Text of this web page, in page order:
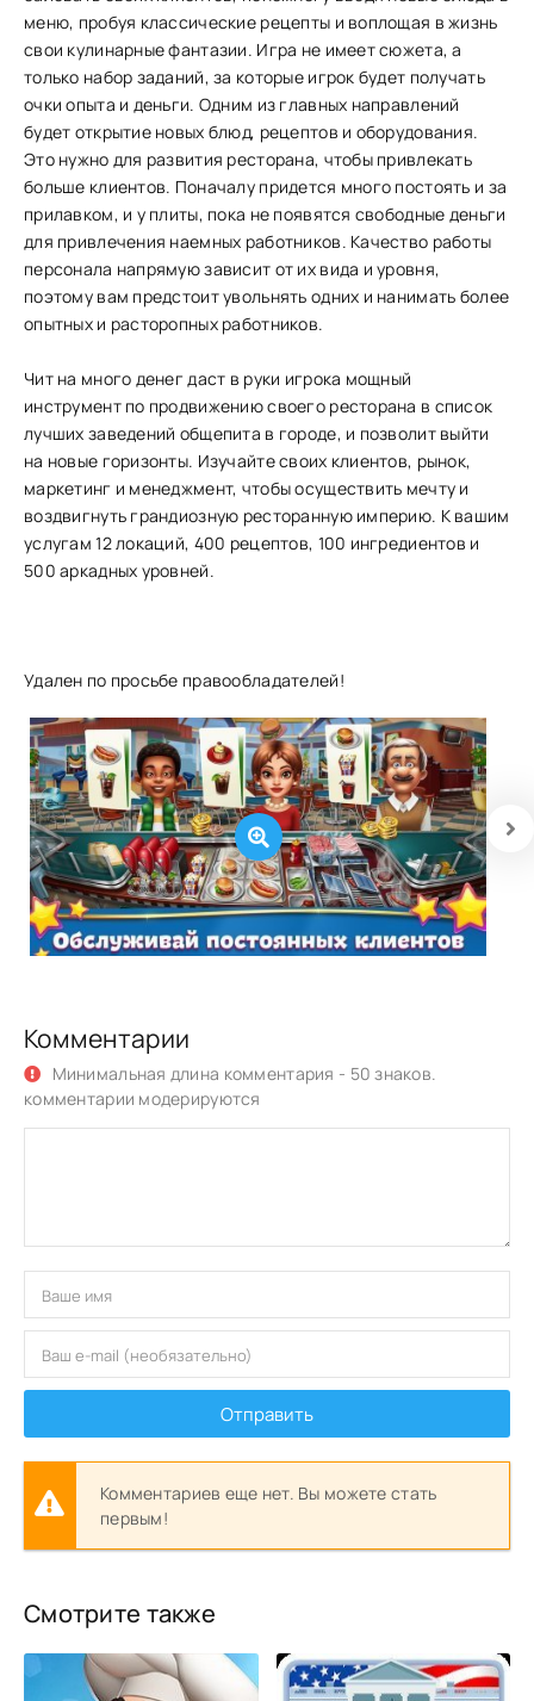
меню, пробуя классические рецепты и воплощая в жизнь
свои кулинарные фантазии. Игра не имеет сюжета, а
только набор заданий, за которые игрок будет получать
очки опыта и деньги. Одним из главных направлений
будет открытие новых блюд, рецептов и оборудования.
Это нужно для развития ресторана, чтобы привлекать
больше клиентов. Поначалу придется много постоять и за
прилавком, и у плиты, пока не появятся свободные деньги
для привлечения наемных работников. Качество работы
персонала напрямую зависит от их вида и уровня,
поэтому вам предстоит увольнять одних и нанимать более
опытных и расторопных работников.
Чит на много денег даст в руки игрока мощный
инструмент по продвижению своего ресторана в список
лучших заведений общепита в городе, и позволит выйти
на новые горизонты. Изучайте своих клиентов, рынок,
маркетинг и менеджмент, чтобы осуществить мечту и
воздвигнуть грандиозную ресторанную империю. К вашим
услугам 12 локаций, 400 рецептов, 100 ингредиентов и
500 аркадных уровней.
Удален по просьбе правообладателей!
Комментарии
Минимальная длина комментария - 50 знаков.
комментарии модерируются
Отправить
Комментариев еще нет. Вы можете стать
первым!
Смотрите также